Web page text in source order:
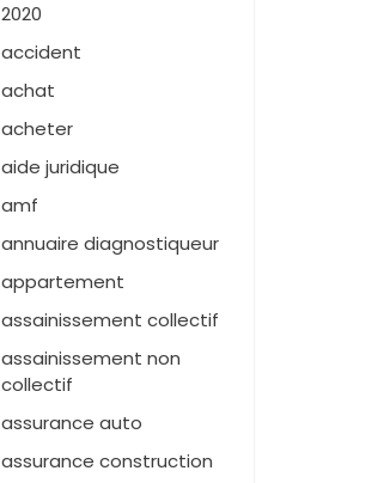
2020
accident
achat
acheter
aide juridique
amf
annuaire diagnostiqueur
appartement
assainissement collectif
assainissement non
collectif
assurance auto
assurance construction